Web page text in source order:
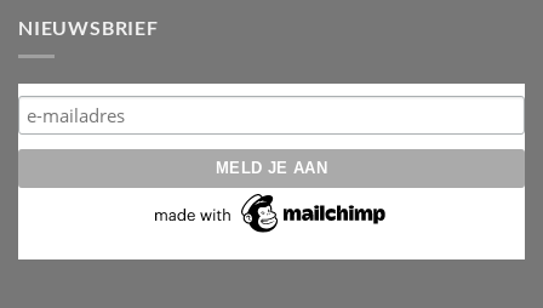
NIEUWSBRIEF